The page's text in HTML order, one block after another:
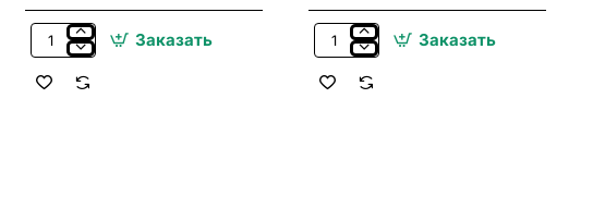
Закрытая
Беседка
Заказать
Беседка
Японском,
Заказать